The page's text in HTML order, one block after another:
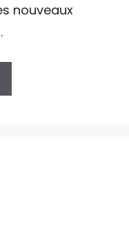
nouveaux